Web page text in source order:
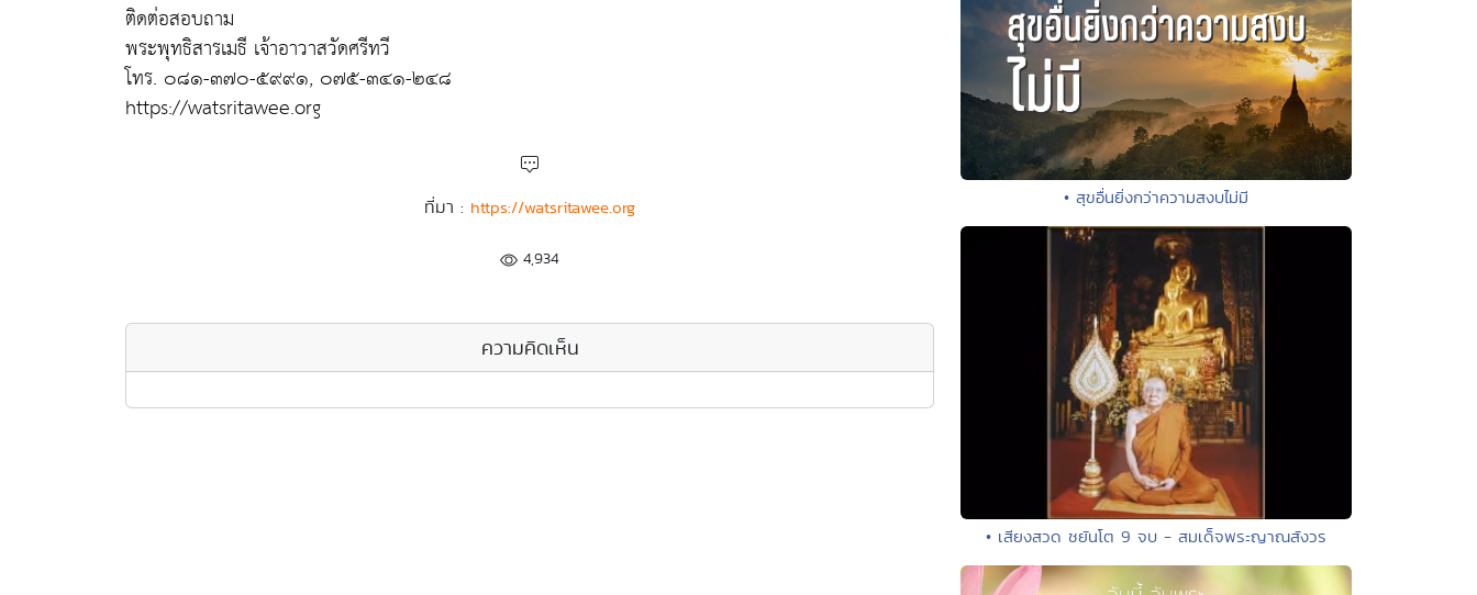
ติดต่อสอบถาม
พระพุทธิสารเมธี เจ้าอาวาสวัดศรีทวี
โทร. ๐๘๑-๓๗๐-๕๙๙๑, ๐๗๕-๓๔๑-๒๔๘
https://watsritawee.org
ที่มา : https://watsritawee.org
4,934
ความคิดเห็น
• สุขอื่นยิ่งกว่าความสงบไม่มี
• เสียงสวด ชยันโต 9 จบ - สมเด็จพระญาณสังวร